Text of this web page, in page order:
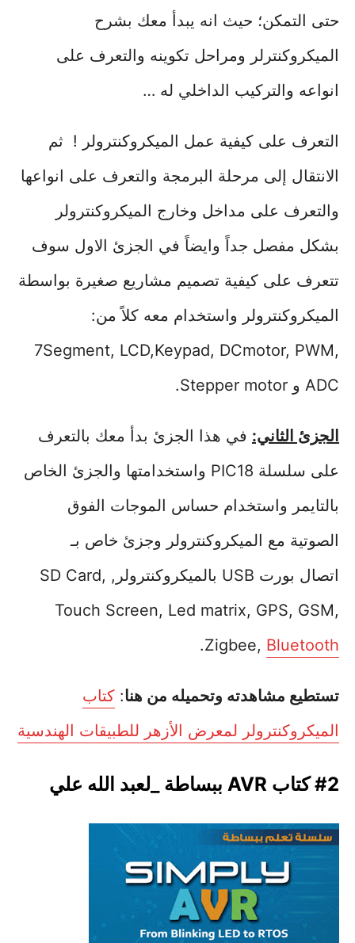
حتى التمكن؛ حيث انه يبدأ معك بشرح
الميكروكنترلر ومراحل تكوينه والتعرف على
انواعه والتركيب الداخلي له …
التعرف على كيفية عمل الميكروكنترولر ! ثم
الانتقال إلى مرحلة البرمجة والتعرف على انواعها
والتعرف على مداخل وخارج الميكروكنترولر
بشكل مفصل جداً وايضاً في الجزئ الاول سوف
تتعرف على كيفية تصميم مشاريع صغيرة بواسطة
الميكروكنترولر واستخدام معه كلاً من:
7Segment, LCD,Keypad, DCmotor, PWM,
ADC و Stepper motor.
الجزئ الثاني: في هذا الجزئ بدأ معك بالتعرف
على سلسلة PIC18 واستخدامتها والجزئ الخاص
بالتايمر واستخدام حساس الموجات الفوق
الصوتية مع الميكروكنترولر وجزئ خاص بـ
اتصال بورت USB بالميكروكنترولر, SD Card,
Touch Screen, Led matrix, GPS, GSM,
Zigbee, Bluetooth
.
تستطيع مشاهدته وتحميله من هنا: كتاب
الميكروكنترولر لمعرض الأزهر للطبيقات الهندسية
#2 كتاب AVR ببساطة _لعبد الله علي